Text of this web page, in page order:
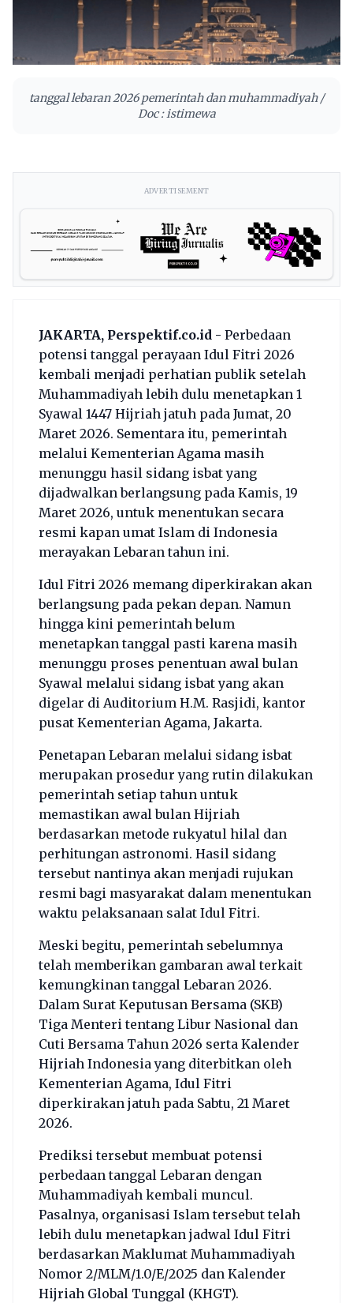
tanggal lebaran 2026 pemerintah dan muhammadiyah /
Doc : istimewa
ADVERTISEMENT
JAKARTA, Perspektif.co.id - Perbedaan
potensi tanggal perayaan Idul Fitri 2026
kembali menjadi perhatian publik setelah
Muhammadiyah lebih dulu menetapkan 1
Syawal 1447 Hijriah jatuh pada Jumat, 20
Maret 2026. Sementara itu, pemerintah
melalui Kementerian Agama masih
menunggu hasil sidang isbat yang
dijadwalkan berlangsung pada Kamis, 19
Maret 2026, untuk menentukan secara
resmi kapan umat Islam di Indonesia
merayakan Lebaran tahun ini.
Idul Fitri 2026 memang diperkirakan akan
berlangsung pada pekan depan. Namun
hingga kini pemerintah belum
menetapkan tanggal pasti karena masih
menunggu proses penentuan awal bulan
Syawal melalui sidang isbat yang akan
digelar di Auditorium H.M. Rasjidi, kantor
pusat Kementerian Agama, Jakarta.
Penetapan Lebaran melalui sidang isbat
merupakan prosedur yang rutin dilakukan
pemerintah setiap tahun untuk
memastikan awal bulan Hijriah
berdasarkan metode rukyatul hilal dan
perhitungan astronomi. Hasil sidang
tersebut nantinya akan menjadi rujukan
resmi bagi masyarakat dalam menentukan
waktu pelaksanaan salat Idul Fitri.
Meski begitu, pemerintah sebelumnya
telah memberikan gambaran awal terkait
kemungkinan tanggal Lebaran 2026.
Dalam Surat Keputusan Bersama (SKB)
Tiga Menteri tentang Libur Nasional dan
Cuti Bersama Tahun 2026 serta Kalender
Hijriah Indonesia yang diterbitkan oleh
Kementerian Agama, Idul Fitri
diperkirakan jatuh pada Sabtu, 21 Maret
2026.
Prediksi tersebut membuat potensi
perbedaan tanggal Lebaran dengan
Muhammadiyah kembali muncul.
Pasalnya, organisasi Islam tersebut telah
lebih dulu menetapkan jadwal Idul Fitri
berdasarkan Maklumat Muhammadiyah
Nomor 2/MLM/1.0/E/2025 dan Kalender
Hijriah Global Tunggal (KHGT).